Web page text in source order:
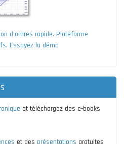
d'ordres rapide. Plateforme
Essayez la démo
et téléchargez des e-books
et des présentations gratuites